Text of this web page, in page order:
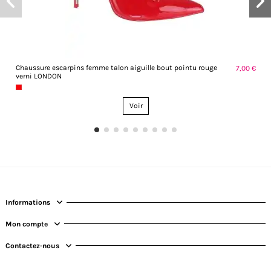
Chaussure escarpins femme talon aiguille bout pointu rouge
verni LONDON
7,00 €
Voir
Informations
Mon compte
Contactez-nous